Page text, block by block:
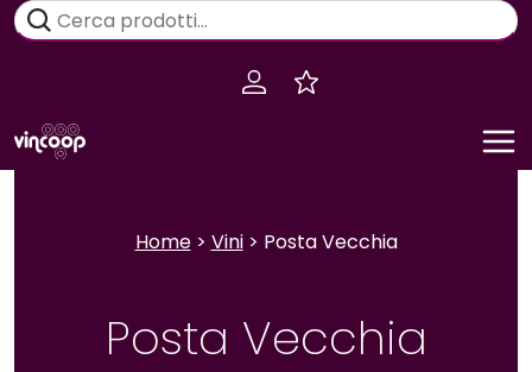
Salta
Cerca:
Home> Vini> Posta Vecchia
Posta Vecchia